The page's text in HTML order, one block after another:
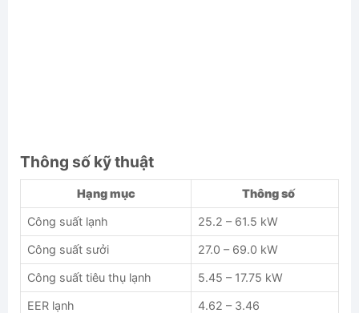
Thông số kỹ thuật
Hạng mục Thông số
Công suất lạnh 25.2 – 61.5 kW
Công suất sưởi 27.0 – 69.0 kW
Công suất tiêu thụ lạnh 5.45 – 17.75 kW
EER lạnh 4.62 – 3.46